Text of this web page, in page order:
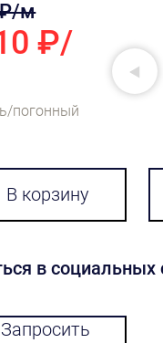
₽/м
₽/
погонный
В корзину
в социальных
Запросить